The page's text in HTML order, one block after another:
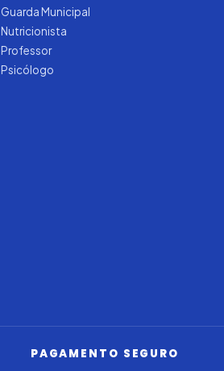
Guarda Municipal
Nutricionista
Professor
Psicólogo
PAGAMENTO SEGURO